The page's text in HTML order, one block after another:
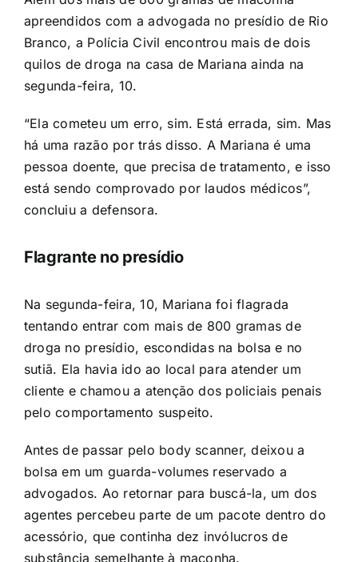
apreendidos com a advogada no presídio de Rio
Branco, a Polícia Civil encontrou mais de dois
quilos de droga na casa de Mariana ainda na
segunda-feira, 10.
“Ela cometeu um erro, sim. Está errada, sim. Mas
há uma razão por trás disso. A Mariana é uma
pessoa doente, que precisa de tratamento, e isso
está sendo comprovado por laudos médicos”,
concluiu a defensora.
Flagrante no presídio
Na segunda-feira, 10, Mariana foi flagrada
tentando entrar com mais de 800 gramas de
droga no presídio, escondidas na bolsa e no
sutiã. Ela havia ido ao local para atender um
cliente e chamou a atenção dos policiais penais
pelo comportamento suspeito.
Antes de passar pelo body scanner, deixou a
bolsa em um guarda-volumes reservado a
advogados. Ao retornar para buscá-la, um dos
agentes percebeu parte de um pacote dentro do
acessório, que continha dez invólucros de
substância semelhante à maconha.